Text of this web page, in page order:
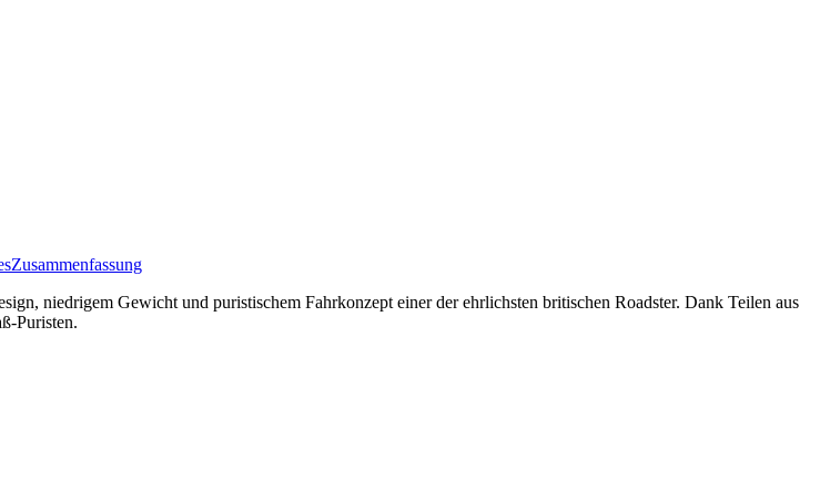
Zusammenfassung
niedrigem Gewicht und puristischem Fahrkonzept einer der ehrlichsten britischen Roadster. Dank Teilen aus
Puristen.